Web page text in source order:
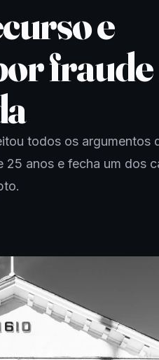
e
todos os argumentos
25 anos e fecha um dos